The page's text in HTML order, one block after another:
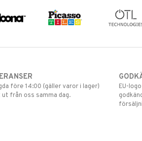
före 14:00 (gäller varor i lager)
från oss samma dag.
EU-